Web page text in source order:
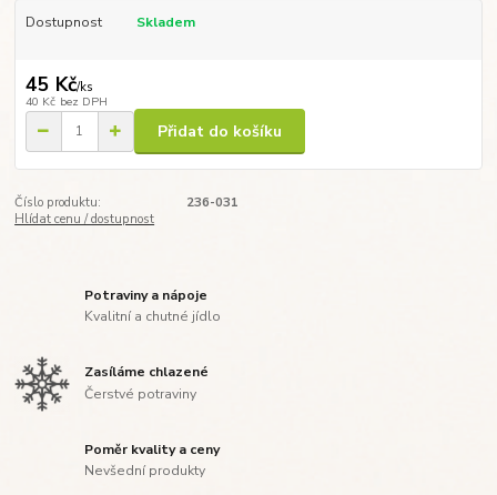
Dostupnost Skladem
45 Kč/ks
40 Kč bez DPH
Přidat do košíku
Číslo produktu:
236-031
Hlídat cenu / dostupnost
Potraviny a nápoje
Kvalitní a chutné jídlo
Zasíláme chlazené
Čerstvé potraviny
Poměr kvality a ceny
Nevšední produkty